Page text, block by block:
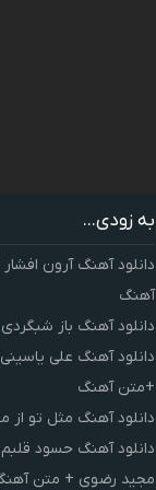
به زودی...
دانلود آهنگ آرون
آهنگ
دانلود آهنگ باز
دانلود آهنگ علی
+متن آهنگ
دانلود آهنگ مثل تو
دانلود آهنگ حسود
مجید رضوی + متن